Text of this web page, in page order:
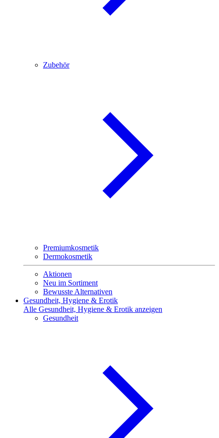
Zubehör
Premiumkosmetik
Dermokosmetik
Aktionen
Neu im Sortiment
Bewusste Alternativen
Gesundheit, Hygiene & Erotik
Alle Gesundheit, Hygiene & Erotik anzeigen
Gesundheit